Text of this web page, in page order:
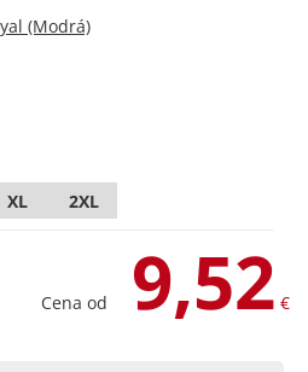
XL 2XL
Cena od 9,52 €